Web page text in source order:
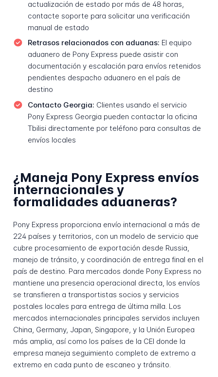
actualización de estado por más de 48 horas,
contacte soporte para solicitar una verificación
manual de estado
Retrasos relacionados con aduanas: El equipo
aduanero de Pony Express puede asistir con
documentación y escalación para envíos retenidos
pendientes despacho aduanero en el país de
destino
Contacto Georgia: Clientes usando el servicio
Pony Express Georgia pueden contactar la oficina
Tbilisi directamente por teléfono para consultas de
envíos locales
¿Maneja Pony Express envíos
internacionales y
formalidades aduaneras?
Pony Express proporciona envío internacional a más de
224 países y territorios, con un modelo de servicio que
cubre procesamiento de exportación desde Russia,
manejo de tránsito, y coordinación de entrega final en el
país de destino. Para mercados donde Pony Express no
mantiene una presencia operacional directa, los envíos
se transfieren a transportistas socios y servicios
postales locales para entrega de última milla. Los
mercados internacionales principales servidos incluyen
China, Germany, Japan, Singapore, y la Unión Europea
más amplia, así como los países de la CEI donde la
empresa maneja seguimiento completo de extremo a
extremo en cada punto de escaneo y tránsito.